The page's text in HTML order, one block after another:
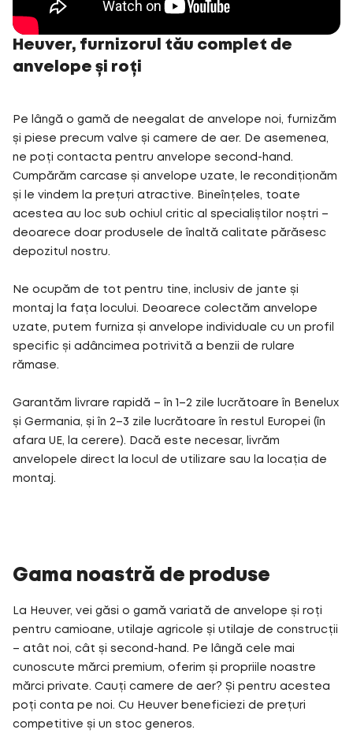
Heuver, furnizorul tău complet de
anvelope și roți
Pe lângă o gamă de neegalat de anvelope noi, furnizăm
și piese precum valve și camere de aer. De asemenea,
ne poți contacta pentru anvelope second-hand.
Cumpărăm carcase și anvelope uzate, le recondiționăm
și le vindem la prețuri atractive. Bineînțeles, toate
acestea au loc sub ochiul critic al specialiștilor noștri –
deoarece doar produsele de înaltă calitate părăsesc
depozitul nostru.
Ne ocupăm de tot pentru tine, inclusiv de jante și
montaj la fața locului. Deoarece colectăm anvelope
uzate, putem furniza și anvelope individuale cu un profil
specific și adâncimea potrivită a benzii de rulare
rămase.
Garantăm livrare rapidă – în 1–2 zile lucrătoare în Benelux
și Germania, și în 2–3 zile lucrătoare în restul Europei (în
afara UE, la cerere). Dacă este necesar, livrăm
anvelopele direct la locul de utilizare sau la locația de
montaj.
Gama noastră de produse
La Heuver, vei găsi o gamă variată de anvelope și roți
pentru camioane, utilaje agricole și utilaje de construcții
– atât noi, cât și second-hand. Pe lângă cele mai
cunoscute mărci premium, oferim și propriile noastre
mărci private. Cauți camere de aer? Și pentru acestea
poți conta pe noi. Cu Heuver beneficiezi de prețuri
competitive și un stoc generos.